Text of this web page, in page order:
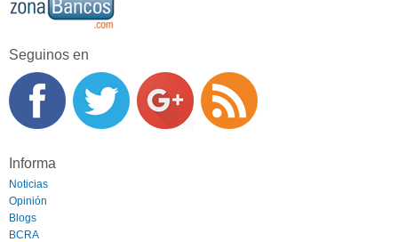
Seguinos en
Informa
Noticias
Opinión
Blogs
BCRA